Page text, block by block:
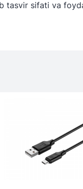
tasvir sifati va